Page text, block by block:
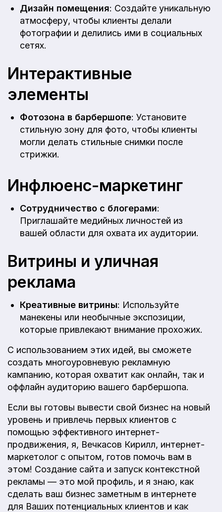
Дизайн помещения: Создайте уникальную
атмосферу, чтобы клиенты делали
фотографии и делились ими в социальных
сетях.
Интерактивные
элементы
Фотозона в барбершопе: Установите
стильную зону для фото, чтобы клиенты
могли делать стильные снимки после
стрижки.
Инфлюенс-маркетинг
Сотрудничество с блогерами:
Приглашайте медийных личностей из
вашей области для охвата их аудитории.
Витрины и уличная
реклама
Креативные витрины: Используйте
манекены или необычные экспозиции,
которые привлекают внимание прохожих.
С использованием этих идей, вы сможете
создать многоуровневую рекламную
кампанию, которая охватит как онлайн, так и
оффлайн аудиторию вашего барбершопа.
Если вы готовы вывести свой бизнес на новый
уровень и привлечь первых клиентов с
помощью эффективного интернет-
продвижения, я, Вечкасов Кирилл, интернет-
маркетолог с опытом, готов помочь вам в
этом! Создание сайта и запуск контекстной
рекламы — это мой профиль, и я знаю, как
сделать ваш бизнес заметным в интернете
для Ваших потенциальных клиентов и как